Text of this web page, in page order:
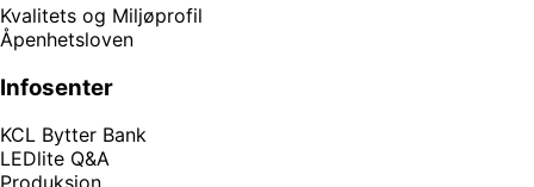
Kvalitets og Miljøprofil
Åpenhetsloven
Infosenter
KCL Bytter Bank
LEDlite Q&A